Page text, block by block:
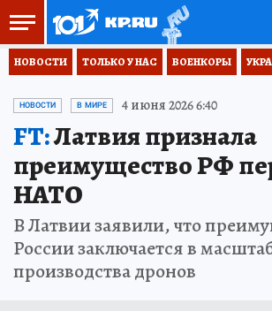
НОВОСТИ ТОЛЬКО У НАС ВОЕНКОРЫ
НОВОСТИ В МИРЕ 4 июня 2026 6:40
FT:Латвия признала
преимущество РФ
НАТО
В Латвии заявили, что
России заключается в
производства дронов